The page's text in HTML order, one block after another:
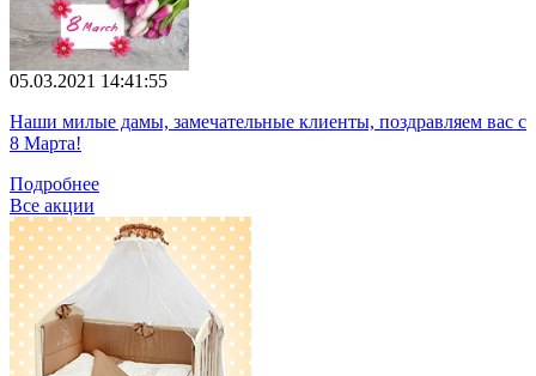
05.03.2021 14:41:55
Наши милые дамы, замечательные клиенты, поздравляем вас с
8 Марта!
Подробнее
Все акции